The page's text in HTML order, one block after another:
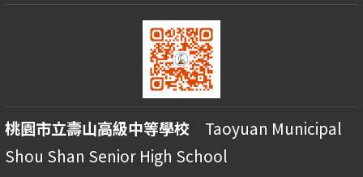
桃園市立壽山高級中等學校 Taoyuan Municipal
Shou Shan Senior High School